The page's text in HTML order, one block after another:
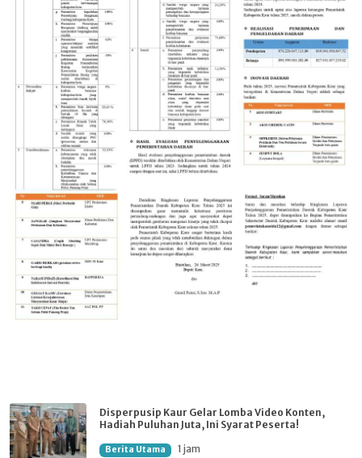
Disperpusip Kaur Gelar Lomba Video Konten,
Hadiah Puluhan Juta, Ini Syarat Peserta!
Berita Utama 1 jam